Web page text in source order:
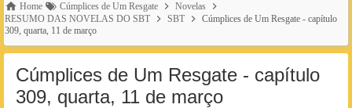
Home Cúmplices de Um Resgate
Novelas
RESUMO DAS NOVELAS DO SBT
SBT
Cúmplices de Um Resgate - capítulo
309, quarta, 11 de março
Cúmplices de Um Resgate - capítulo
309, quarta, 11 de março